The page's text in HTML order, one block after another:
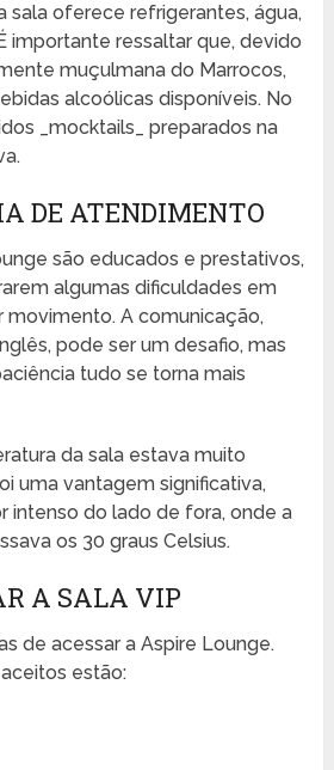
sala oferece refrigerantes, água,
importante ressaltar que, devido
muçulmana do Marrocos,
alcoólicas disponíveis. No
_mocktails_ preparados na
DE ATENDIMENTO
são educados e prestativos,
algumas dificuldades em
A comunicação,
pode ser um desafio, mas
tudo se torna mais
da sala estava muito
uma vantagem significativa,
intenso do lado de fora, onde a
os 30 graus Celsius.
A SALA VIP
de acessar a Aspire Lounge.
estão: